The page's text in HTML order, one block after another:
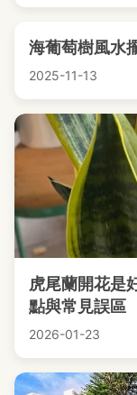
海葡萄樹風水
2025-11-13
虎尾蘭開花是
點與常見誤區
2026-01-23